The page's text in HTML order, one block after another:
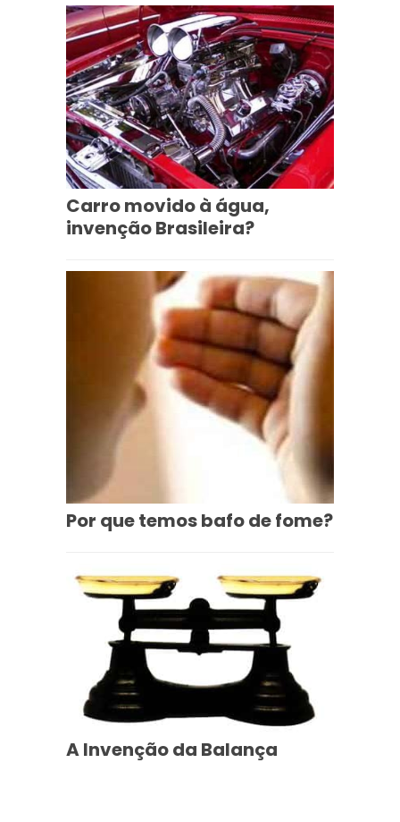
Carro movido à água,
invenção Brasileira?
Por que temos bafo de fome?
A Invenção da Balança